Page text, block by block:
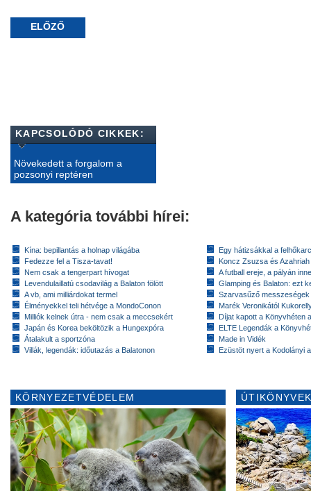
ELŐZŐ
KAPCSOLÓDÓ CIKKEK:
Növekedett a forgalom a
pozsonyi reptéren
A kategória további hírei:
Kína: bepillantás a holnap világába
Fedezze fel a Tisza-tavat!
Nem csak a tengerpart hívogat
Levendulaillatú csodavilág a Balaton fölött
A vb, ami milliárdokat termel
Élményekkel teli hétvége a MondoConon
Milliók kelnek útra - nem csak a meccsekért
Japán és Korea beköltözik a Hungexpóra
Átalakult a sportzóna
Villák, legendák: időutazás a Balatonon
Egy hátizsákkal a
Koncz Zsuzsa és
A futball ereje, a pályán
Glamping és Balaton: ezt
Szarvasűző messzeségek
Marék Veronikától
Díjat kapott a Könyvhéten
ELTE Legendák a
Made in Vidék
Ezüstöt nyert a Kodolányi
KÖRNYEZETVÉDELEM